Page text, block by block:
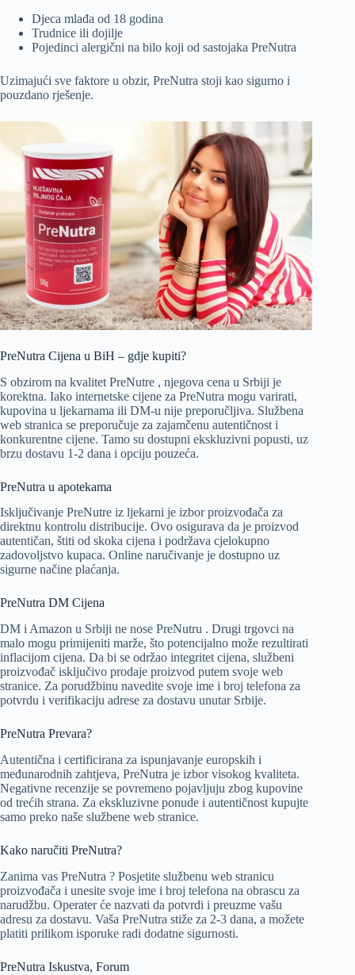
Djeca mlađa od 18 godina
Trudnice ili dojilje
Pojedinci alergični na bilo koji od sastojaka PreNutra
Uzimajući sve faktore u obzir, PreNutra stoji kao sigurno i
pouzdano rješenje.
PreNutra Cijena u BiH – gdje kupiti?
S obzirom na kvalitet PreNutre , njegova cena u Srbiji je
korektna. Iako internetske cijene za PreNutra mogu varirati,
kupovina u ljekarnama ili DM-u nije preporučljiva. Službena
web stranica se preporučuje za zajamčenu autentičnost i
konkurentne cijene. Tamo su dostupni ekskluzivni popusti, uz
brzu dostavu 1-2 dana i opciju pouzeća.
PreNutra u apotekama
Isključivanje PreNutre iz ljekarni je izbor proizvođača za
direktnu kontrolu distribucije. Ovo osigurava da je proizvod
autentičan, štiti od skoka cijena i podržava cjelokupno
zadovoljstvo kupaca. Online naručivanje je dostupno uz
sigurne načine plaćanja.
PreNutra DM Cijena
DM i Amazon u Srbiji ne nose PreNutru . Drugi trgovci na
malo mogu primijeniti marže, što potencijalno može rezultirati
inflacijom cijena. Da bi se održao integritet cijena, službeni
proizvođač isključivo prodaje proizvod putem svoje web
stranice. Za porudžbinu navedite svoje ime i broj telefona za
potvrdu i verifikaciju adrese za dostavu unutar Srbije.
PreNutra Prevara?
Autentična i certificirana za ispunjavanje europskih i
međunarodnih zahtjeva, PreNutra je izbor visokog kvaliteta.
Negativne recenzije se povremeno pojavljuju zbog kupovine
od trećih strana. Za ekskluzivne ponude i autentičnost kupujte
samo preko naše službene web stranice.
Kako naručiti PreNutra?
Zanima vas PreNutra ? Posjetite službenu web stranicu
proizvođača i unesite svoje ime i broj telefona na obrascu za
narudžbu. Operater će nazvati da potvrdi i preuzme vašu
adresu za dostavu. Vaša PreNutra stiže za 2-3 dana, a možete
platiti prilikom isporuke radi dodatne sigurnosti.
PreNutra Iskustva, Forum